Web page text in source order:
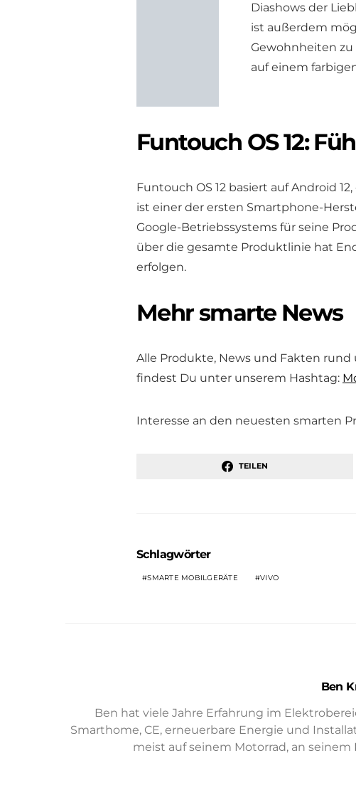
Diashows der
ist außerdem
Gewohnheiten
auf einem
Funtouch OS 12:
Funtouch OS 12 basiert auf Android
ist einer der ersten Smartphone-
Google-Betriebssystems für seine
über die gesamte Produktlinie hat
erfolgen.
Mehr smarte News
Alle Produkte, News und Fakten
findest Du unter unserem Hashtag:
Interesse an den neuesten smarten
TEILEN
Schlagwörter
SMARTE MOBILGERÄTE VIVO
Ben
Ben hat viele Jahre Erfahrung im
Smarthome, CE, erneuerbare Energie und
meist auf seinem Motorrad, an